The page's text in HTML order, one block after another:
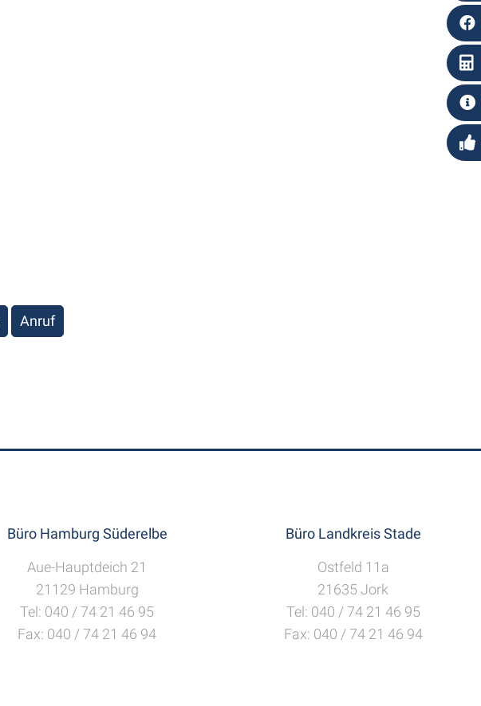
Anruf
Büro Hamburg Süderelbe
Aue-Hauptdeich 21
21129 Hamburg
Tel: 040 / 74 21 46 95
Fax: 040 / 74 21 46 94
Büro Landkreis Stade
Ostfeld 11a
21635 Jork
Tel: 040 / 74 21 46 95
Fax: 040 / 74 21 46 94